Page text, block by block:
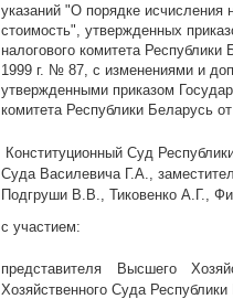
указаний "О порядке исчисления
стоимость", утвержденных
налогового комитета
1999 г. № 87, с изменениями и
утвержденными приказом
комитета Республики Беларусь
Конституционный Суд
Суда Василевича Г.А.,
Подгруши В.В., Тиковенко А.Г.,
с участием:
представителя Высшего
Хозяйственного Суда